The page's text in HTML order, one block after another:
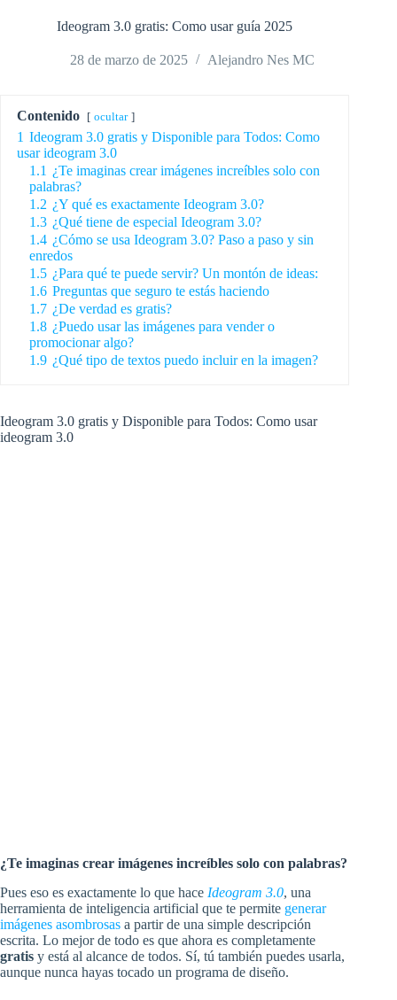
Ideogram 3.0 gratis: Como usar guía 2025
28 de marzo de 2025 Alejandro Nes MC
Contenido ocultar
1 Ideogram 3.0 gratis y Disponible para Todos: Como
usar ideogram 3.0
1.1 ¿Te imaginas crear imágenes increíbles solo con
palabras?
1.2 ¿Y qué es exactamente Ideogram 3.0?
1.3 ¿Qué tiene de especial Ideogram 3.0?
1.4 ¿Cómo se usa Ideogram 3.0? Paso a paso y sin
enredos
1.5 ¿Para qué te puede servir? Un montón de ideas:
1.6 Preguntas que seguro te estás haciendo
1.7 ¿De verdad es gratis?
1.8 ¿Puedo usar las imágenes para vender o
promocionar algo?
1.9 ¿Qué tipo de textos puedo incluir en la imagen?
Ideogram 3.0 gratis y Disponible para Todos: Como usar
ideogram 3.0
¿Te imaginas crear imágenes increíbles solo con palabras?
Pues eso es exactamente lo que hace Ideogram 3.0, una
herramienta de inteligencia artificial que te permite generar
imágenes asombrosas a partir de una simple descripción
escrita. Lo mejor de todo es que ahora es completamente
gratis y está al alcance de todos. Sí, tú también puedes usarla,
aunque nunca hayas tocado un programa de diseño.